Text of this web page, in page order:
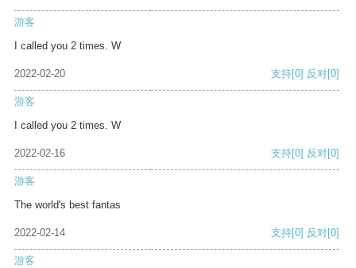
游客
I called you 2 times. W
2022-02-20 支持[0] 反对[0]
游客
I called you 2 times. W
2022-02-16 支持[0] 反对[0]
游客
The world's best fantas
2022-02-14 支持[0] 反对[0]
游客